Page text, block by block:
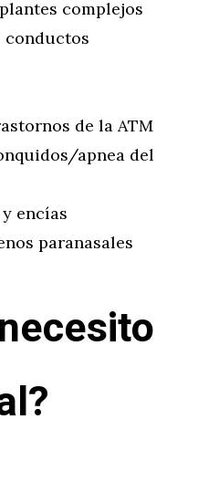
complejos
conductos
de la ATM
apnea del
encías
paranasales